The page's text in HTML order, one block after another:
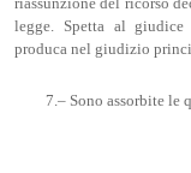
riassunzione del ricorso
legge. Spetta al
produca nel giudizio
7.– Sono assorbite le